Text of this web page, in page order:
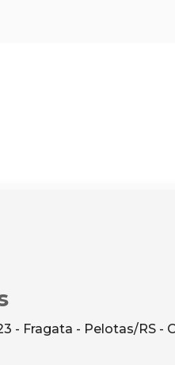
- Fragata - Pelotas/RS -